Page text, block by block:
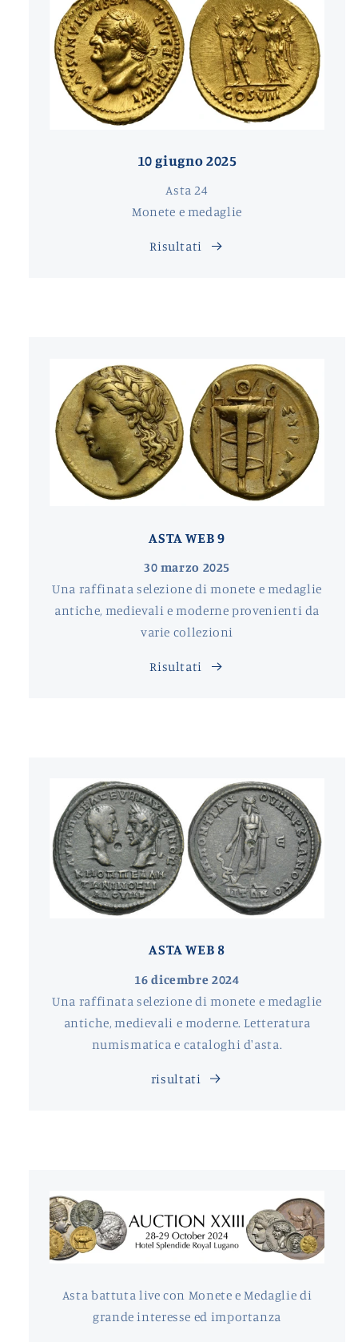
10 giugno 2025
Asta 24
Monete e medaglie
Risultati
ASTA WEB 9
30 marzo 2025
Una raffinata selezione di monete e medaglie
antiche, medievali e moderne provenienti da
varie collezioni
Risultati
ASTA WEB 8
16 dicembre 2024
Una raffinata selezione di monete e medaglie
antiche, medievali e moderne. Letteratura
numismatica e cataloghi d'asta.
risultati
Asta battuta live con Monete e Medaglie di
grande interesse ed importanza